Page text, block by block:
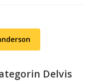
Delvis